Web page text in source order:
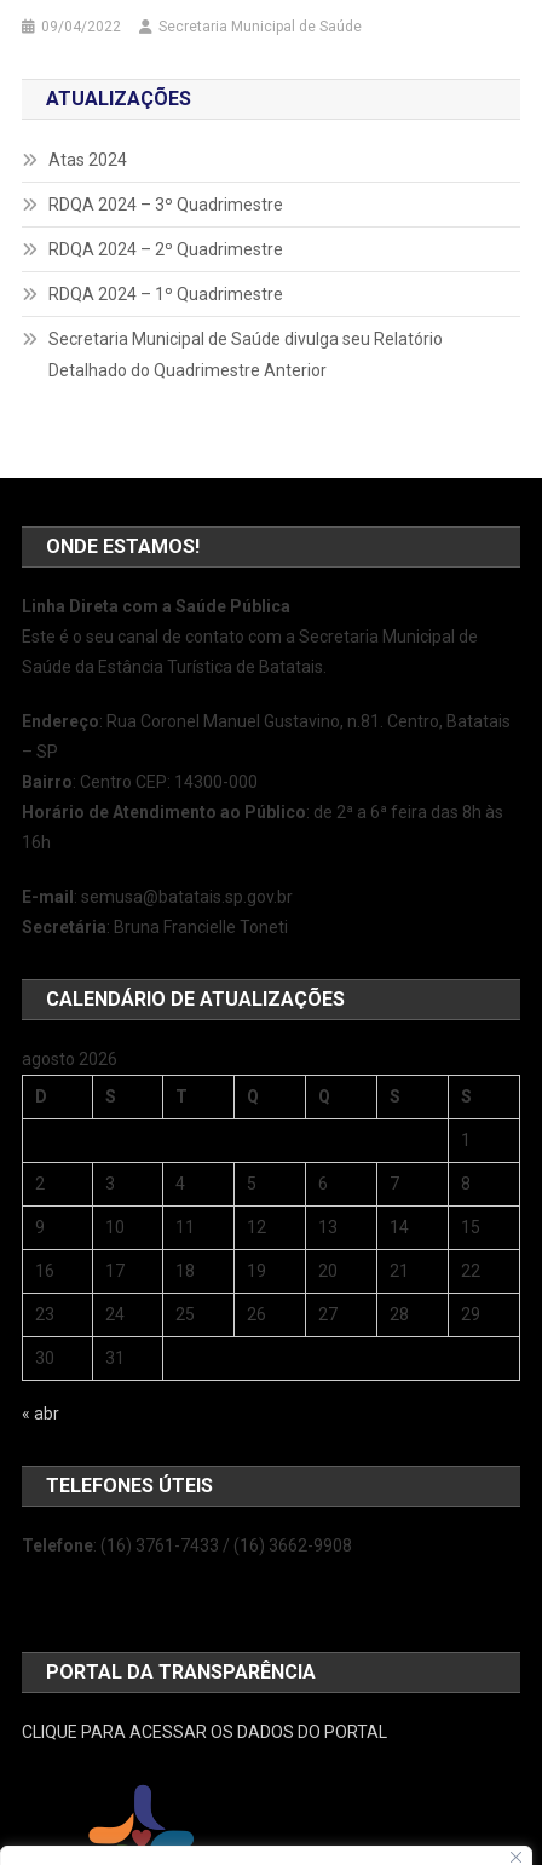
09/04/2022 Secretaria Municipal de Saúde
ATUALIZAÇÕES
Atas 2024
RDQA 2024 – 3º Quadrimestre
RDQA 2024 – 2º Quadrimestre
RDQA 2024 – 1º Quadrimestre
Secretaria Municipal de Saúde divulga seu Relatório
Detalhado do Quadrimestre Anterior
ONDE ESTAMOS!
Linha Direta com a Saúde Pública
Este é o seu canal de contato com a Secretaria Municipal de
Saúde da Estância Turística de Batatais.
Endereço: Rua Coronel Manuel Gustavino, n.81. Centro, Batatais
– SP
Bairro: Centro CEP: 14300-000
Horário de Atendimento ao Público: de 2ª a 6ª feira das 8h às
16h
E-mail :semusa@batatais.sp.gov.br
Secretária: Bruna Francielle Toneti
CALENDÁRIO DE ATUALIZAÇÕES
agosto 2026
D
S T Q Q S S
1
2 3 4 5 6 7 8
9 10 11 12 13 14 15
16 17 18 19 20 21 22
23 24 25 26 27 28 29
30 31
« abr
TELEFONES ÚTEIS
Telefone: (16) 3761-7433 / (16) 3662-9908
PORTAL DA TRANSPARÊNCIA
CLIQUE PARA ACESSAR OS DADOS DO PORTAL